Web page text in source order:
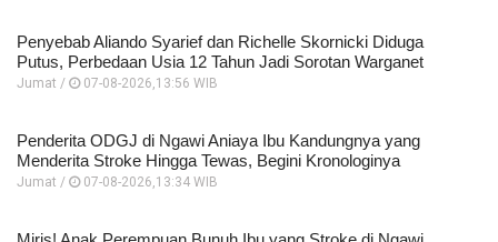
Penyebab Aliando Syarief dan Richelle Skornicki Diduga
Putus, Perbedaan Usia 12 Tahun Jadi Sorotan Warganet
Jumat / 07-08-2026,13:56 WIB
Penderita ODGJ di Ngawi Aniaya Ibu Kandungnya yang
Menderita Stroke Hingga Tewas, Begini Kronologinya
Jumat / 07-08-2026,13:34 WIB